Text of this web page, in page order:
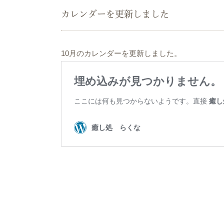
カレンダーを更新しました
10月のカレンダーを更新しました。